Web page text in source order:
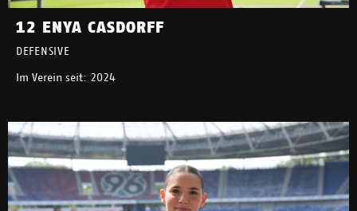
12 ENYA CASDORFF
DEFENSIVE
Im Verein seit: 2024